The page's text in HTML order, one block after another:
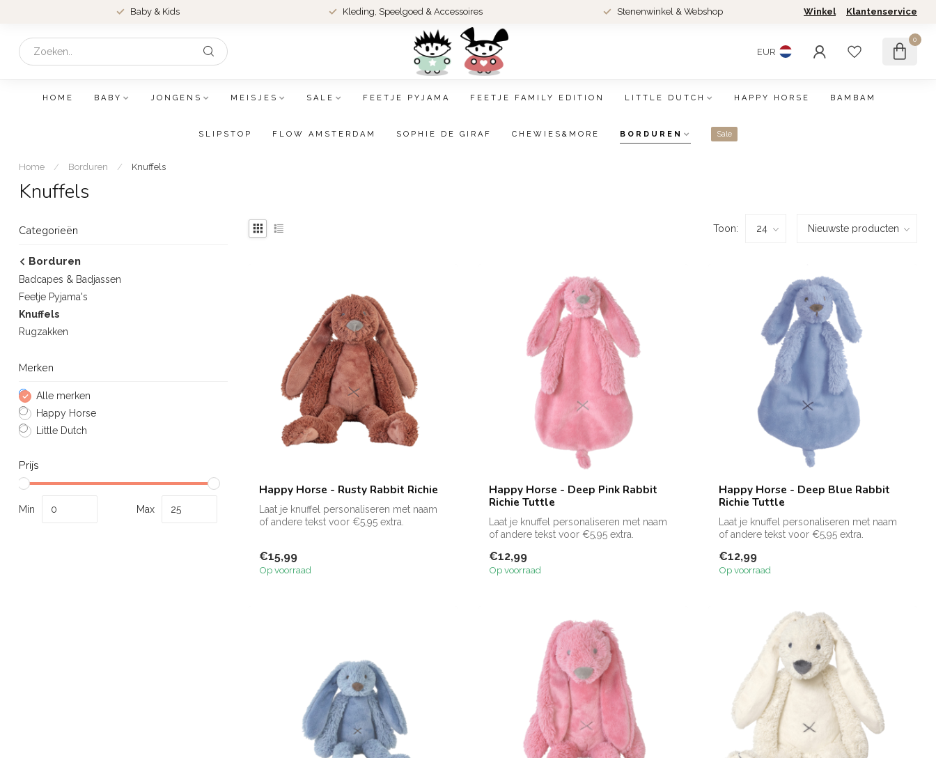
Baby & Kids Kleding, Speelgoed & Accessoires Stenenwinkel & Webshop Winkel Klantenservice
EUR
0
HOME BABY JONGENS MEISJES SALE FEETJE PYJAMA FEETJE FAMILY EDITION LITTLE DUTCH HAPPY HORSE BAMBAM
SLIPSTOP FLOW AMSTERDAM SOPHIE DE GIRAF CHEWIES&MORE BORDUREN Sale
Home / Borduren / Knuffels
Knuffels
Categorieën
Borduren
Badcapes & Badjassen
Feetje Pyjama's
Knuffels
Rugzakken
Merken
Alle merken
Happy Horse
Little Dutch
Prijs
Min Max
Toon:
Happy Horse - Rusty Rabbit Richie
Laat je knuffel personaliseren met naam
of andere tekst voor €5,95 extra.
€15,99
Op voorraad
Happy Horse - Deep Pink Rabbit
Richie Tuttle
Laat je knuffel personaliseren met naam
of andere tekst voor €5,95 extra.
€12,99
Op voorraad
Happy Horse - Deep Blue Rabbit
Richie Tuttle
Laat je knuffel personaliseren met naam
of andere tekst voor €5,95 extra.
€12,99
Op voorraad